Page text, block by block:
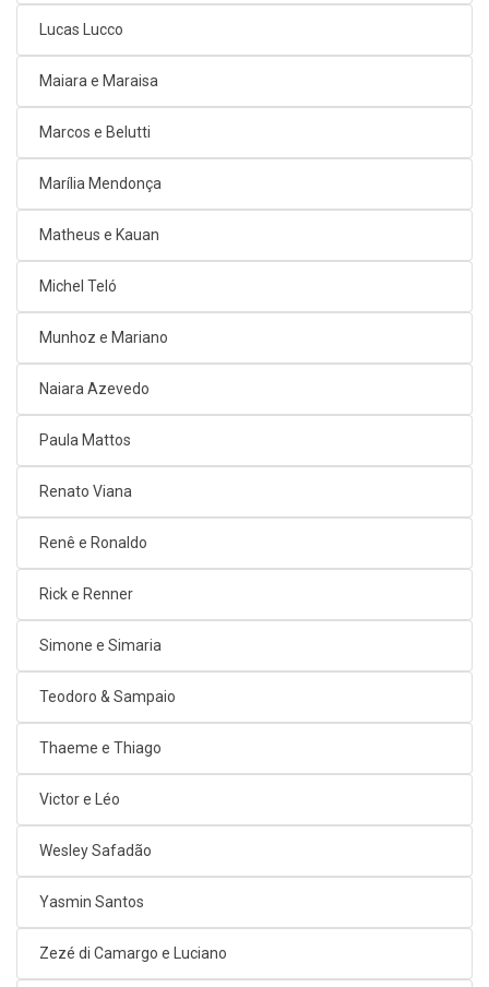
Lucas Lucco
Maiara e Maraisa
Marcos e Belutti
Marília Mendonça
Matheus e Kauan
Michel Teló
Munhoz e Mariano
Naiara Azevedo
Paula Mattos
Renato Viana
Renê e Ronaldo
Rick e Renner
Simone e Simaria
Teodoro & Sampaio
Thaeme e Thiago
Victor e Léo
Wesley Safadão
Yasmin Santos
Zezé di Camargo e Luciano